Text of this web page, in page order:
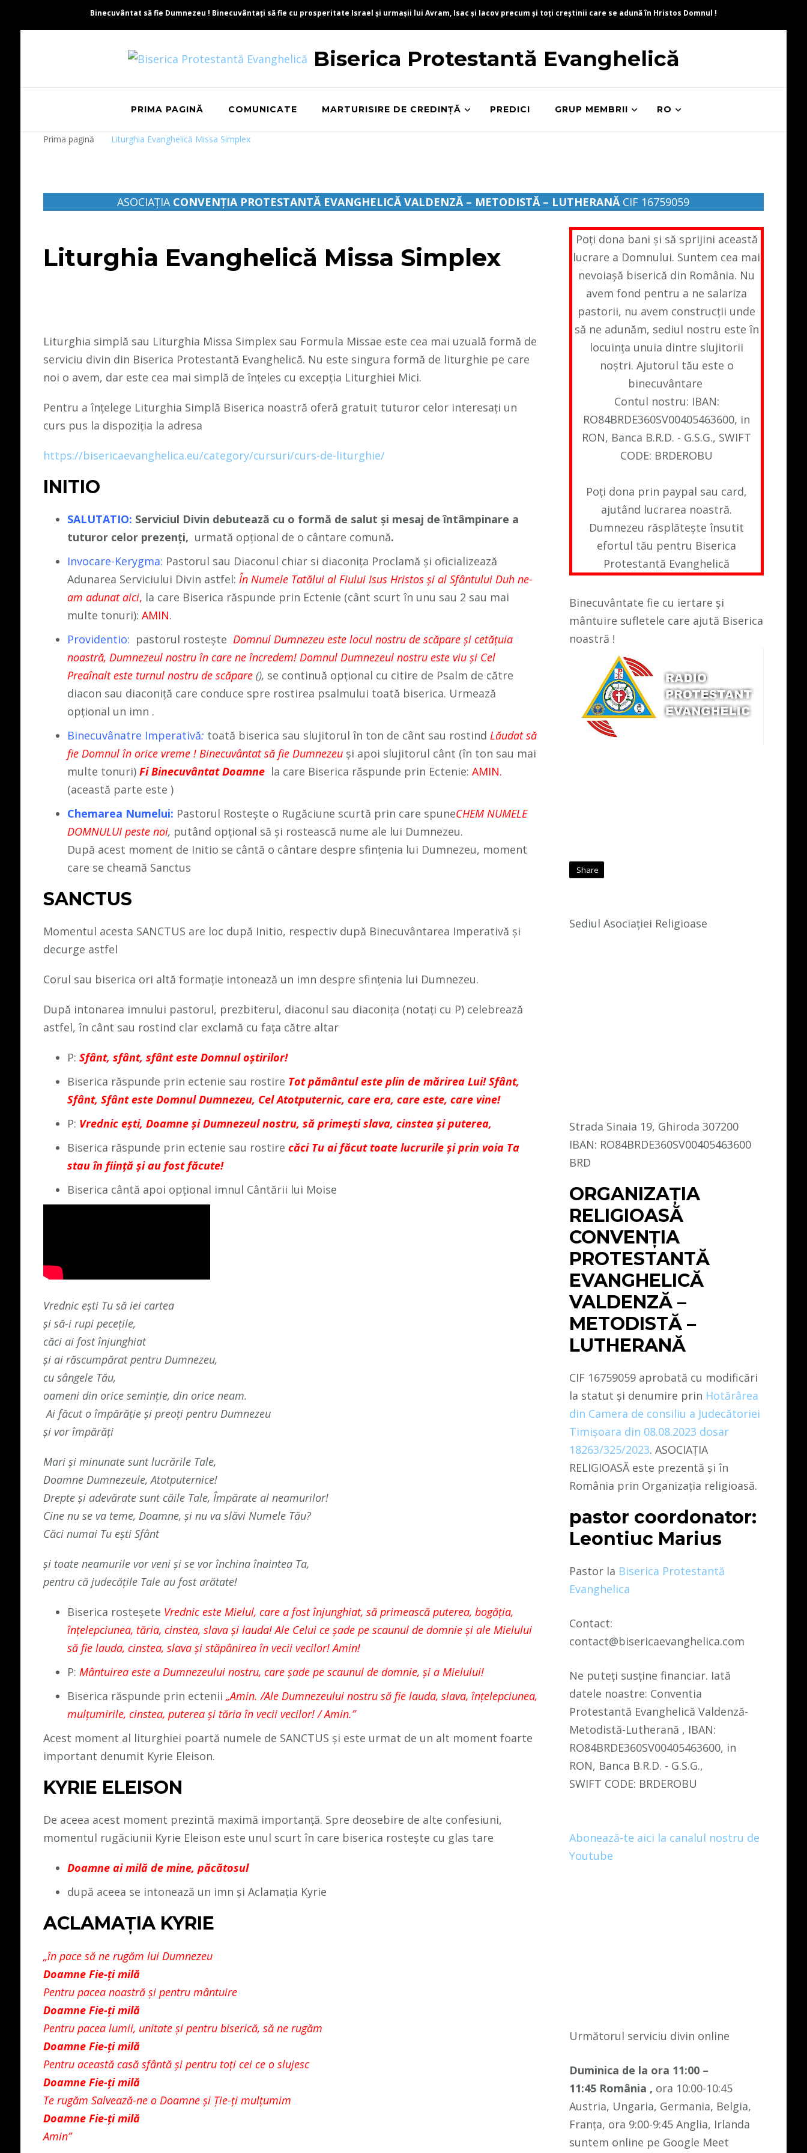
Binecuvântat să fie Dumnezeu ! Binecuvântați să fie cu prosperitate Israel și urmașii lui Avram, Isac și Iacov precum și toți creștinii care se adună în Hristos Domnul !
Biserica Protestantă Evanghelică
PRIMA PAGINĂ COMUNICATE MARTURISIRE DE CREDINȚĂ PREDICI GRUP MEMBRII RO
Prima pagină Liturghia Evanghelică Missa Simplex
ASOCIAȚIA CONVENŢIA PROTESTANTĂ EVANGHELICĂ VALDENZĂ – METODISTĂ – LUTHERANĂCIF 16759059
Liturghia Evanghelică Missa Simplex
Liturghia simplă sau Liturghia Missa Simplex sau Formula Missae este cea mai uzuală formă de
serviciu divin din Biserica Protestantă Evanghelică. Nu este singura formă de liturghie pe care
noi o avem, dar este cea mai simplă de înțeles cu excepția Liturghiei Mici.
Pentru a înțelege Liturghia Simplă Biserica noastră oferă gratuit tuturor celor interesați un
curs pus la dispoziția la adresa
https://bisericaevanghelica.eu/category/cursuri/curs-de-liturghie/
INITIO
SALUTATIO: Serviciul Divin debutează cu o formă de salut și mesaj de întâmpinare a
tuturor celor prezenți, urmată opțional de o cântare comună.
Invocare-Kerygma: Pastorul sau Diaconul chiar si diaconița Proclamă și oficializează
Adunarea Serviciului Divin astfel: În Numele Tatălui al Fiului Isus Hristos și al Sfântului Duh ne-
am adunat aici, la care Biserica răspunde prin Ectenie (cânt scurt în unu sau 2 sau mai
multe tonuri): AMIN.
Providentio: pastorul rostește Domnul Dumnezeu este locul nostru de scăpare şi cetăţuia
noastră, Dumnezeul nostru în care ne încredem! Domnul Dumnezeul nostru este viu și Cel
Preaînalt este turnul nostru de scăpare(), se continuă opțional cu citire de Psalm de către
diacon sau diaconiță care conduce spre rostirea psalmului toată biserica. Urmează
opțional un imn .
Binecuvânatre Imperativă: toată biserica sau slujitorul în ton de cânt sau rostind Lăudat să
fie Domnul în orice vreme ! Binecuvântat să fie Dumnezeuși apoi slujitorul cânt (în ton sau mai
multe tonuri) Fi Binecuvântat Doamne la care Biserica răspunde prin Ectenie: AMIN.
(această parte este )
Chemarea Numelui: Pastorul Rostește o Rugăciune scurtă prin care spuneCHEM NUMELE
DOMNULUI peste noi, putând opțional să și rostească nume ale lui Dumnezeu.
După acest moment de Initio se cântă o cântare despre sfințenia lui Dumnezeu, moment
care se cheamă Sanctus
SANCTUS
Momentul acesta SANCTUS are loc după Initio, respectiv după Binecuvântarea Imperativă și
decurge astfel
Corul sau biserica ori altă formație intonează un imn despre sfințenia lui Dumnezeu.
După intonarea imnului pastorul, prezbiterul, diaconul sau diaconița (notați cu P) celebrează
astfel, în cânt sau rostind clar exclamă cu fața către altar
P: Sfânt, sfânt, sfânt este Domnul oştirilor!
Biserica răspunde prin ectenie sau rostire Tot pământul este plin de mărirea Lui! Sfânt,
Sfânt, Sfânt este Domnul Dumnezeu, Cel Atotputernic, care era, care este, care vine!
P: Vrednic eşti, Doamne şi Dumnezeul nostru, să primeşti slava, cinstea şi puterea,
Biserica răspunde prin ectenie sau rostire căci Tu ai făcut toate lucrurile şi prin voia Ta
stau în fiinţă şi au fost făcute!
Biserica cântă apoi opțional imnul Cântării lui Moise
Vrednic eşti Tu să iei cartea
şi să-i rupi peceţile,
căci ai fost înjunghiat
şi ai răscumpărat pentru Dumnezeu,
cu sângele Tău,
oameni din orice seminţie, din orice neam.
Ai făcut o împărăţie şi preoţi pentru Dumnezeu
şi vor împărăţi
Mari şi minunate sunt lucrările Tale,
Doamne Dumnezeule, Atotputernice!
Drepte şi adevărate sunt căile Tale, Împărate al neamurilor!
Cine nu se va teme, Doamne, şi nu va slăvi Numele Tău?
Căci numai Tu eşti Sfânt
şi toate neamurile vor veni şi se vor închina înaintea Ta,
pentru că judecăţile Tale au fost arătate!
Biserica rosteșete Vrednic este Mielul, care a fost înjunghiat, să primească puterea, bogăţia,
înţelepciunea, tăria, cinstea, slava şi lauda!Ale Celui ce şade pe scaunul de domnie şi ale Mielului
să fie lauda, cinstea, slava şi stăpânirea în vecii vecilor! Amin!
P: Mântuirea este a Dumnezeului nostru, care şade pe scaunul de domnie, şi a Mielului!
Biserica răspunde prin ectenii „Amin. /Ale Dumnezeului nostru să fie lauda, slava, înţelepciunea,
mulţumirile, cinstea, puterea şi tăria în vecii vecilor! / Amin.”
Acest moment al liturghiei poartă numele de SANCTUS și este urmat de un alt moment foarte
important denumit Kyrie Eleison.
KYRIE ELEISON
De aceea acest moment prezintă maximă importanță. Spre deosebire de alte confesiuni,
momentul rugăciunii Kyrie Eleison este unul scurt în care biserica rostește cu glas tare
Doamne ai milă de mine, păcătosul
după aceea se intonează un imn și Aclamația Kyrie
ACLAMAȚIA KYRIE
„în pace să ne rugăm lui Dumnezeu
Doamne Fie-ți milă
Pentru pacea noastră și pentru mântuire
Doamne Fie-ți milă
Pentru pacea lumii, unitate și pentru biserică, să ne rugăm
Doamne Fie-ți milă
Pentru această casă sfântă și pentru toți cei ce o slujesc
Doamne Fie-ți milă
Te rugăm Salvează-ne o Doamne și Ție-ți mulțumim
Doamne Fie-ți milă
Amin”
Poți dona bani și să sprijini această
lucrare a Domnului. Suntem cea mai
nevoiașă biserică din România. Nu
avem fond pentru a ne salariza
pastorii, nu avem construcții unde
să ne adunăm, sediul nostru este în
locuința unuia dintre slujitorii
noștri. Ajutorul tău este o
binecuvântare
Contul nostru: IBAN:
RO84BRDE360SV00405463600, in
RON, Banca B.R.D. - G.S.G., SWIFT
CODE: BRDEROBU
Poți dona prin paypal sau card,
ajutând lucrarea noastră.
Dumnezeu răsplătește însutit
efortul tău pentru Biserica
Protestantă Evanghelică
Binecuvântate fie cu iertare și
mântuire sufletele care ajută Biserica
noastră !
Share
Sediul Asociației Religioase
Strada Sinaia 19, Ghiroda 307200
IBAN: RO84BRDE360SV00405463600
BRD
ORGANIZAȚIA
RELIGIOASĂ
CONVENŢIA
PROTESTANTĂ
EVANGHELICĂ
VALDENZĂ –
METODISTĂ –
LUTHERANĂ
CIF 16759059 aprobată cu modificări
la statut și denumire prin Hotărârea
din Camera de consiliu a Judecătoriei
Timișoara din 08.08.2023 dosar
18263/325/2023. ASOCIAȚIA
RELIGIOASĂ este prezentă și în
România prin Organizația religioasă.
pastor coordonator:
Leontiuc Marius
Pastor la Biserica Protestantă
Evanghelica
Contact:
contact@bisericaevanghelica.com
Ne puteți susține financiar. Iată
datele noastre: Conventia
Protestantă Evanghelică Valdenză-
Metodistă-Lutherană , IBAN:
RO84BRDE360SV00405463600, in
RON, Banca B.R.D. - G.S.G.,
SWIFT CODE: BRDEROBU
Abonează-te aici la canalul nostru de
Youtube
Următorul serviciu divin online
Duminica de la ora 11:00 –
11:45 România , ora 10:00-10:45
Austria, Ungaria, Germania, Belgia,
Franța, ora 9:00-9:45 Anglia, Irlanda
suntem online pe Google Meet